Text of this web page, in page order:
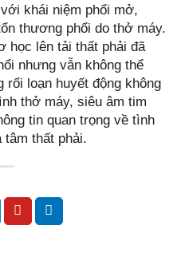
khái niệm phổi mở,
thương phổi do thở máy.
học lên tải thất phải đã
nhưng vẫn không thể
loạn huyết động không
thở máy, siêu âm tim
tin quan trọng về tình
tâm thất phải.